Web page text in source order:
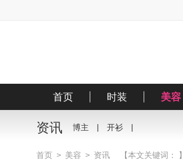
首页 时装 风尚美容
资讯 博主 开衫
首页 > 美容 > 资讯 【本文关键词： 】